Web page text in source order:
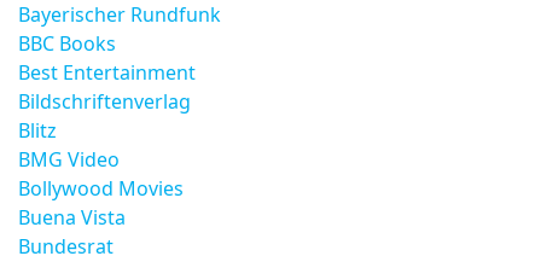
Bayerischer Rundfunk
BBC Books
Best Entertainment
Bildschriftenverlag
Blitz
BMG Video
Bollywood Movies
Buena Vista
Bundesrat